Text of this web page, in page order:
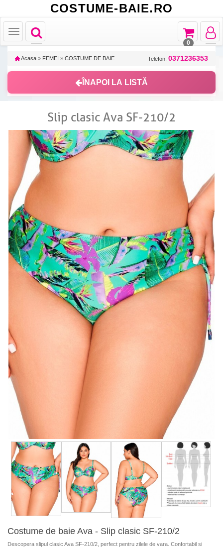
COSTUME-BAIE.RO
Toggle
navigation
Toggle
navigation
Toggle
Toggle
navigation
0
Acasa » FEMEI » COSTUME DE BAIE Telefon: 0371236353
ÎNAPOI LA LISTĂ
Slip clasic Ava SF-210/2
Costume de baie Ava - Slip clasic SF-210/2
Descopera slipul clasic Ava SF-210/2, perfect pentru zilele de vara. Confortabil si